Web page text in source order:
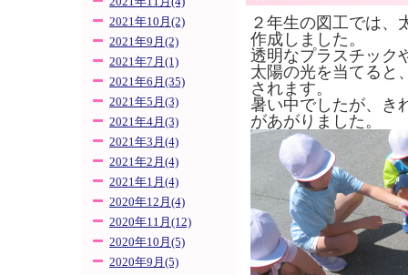
2021年10月(2)
2021年9月(2)
2021年7月(1)
2021年6月(35)
2021年5月(3)
2021年4月(3)
2021年3月(4)
2021年2月(4)
2021年1月(4)
2020年12月(4)
2020年11月(12)
2020年10月(5)
2020年9月(5)
２年生の図工では、
作成しました。
透明なプラスチック
太陽の光を当てると
されます。
暑い中でしたが、き
があがりました。